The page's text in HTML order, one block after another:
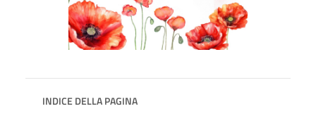
INDICE DELLA PAGINA